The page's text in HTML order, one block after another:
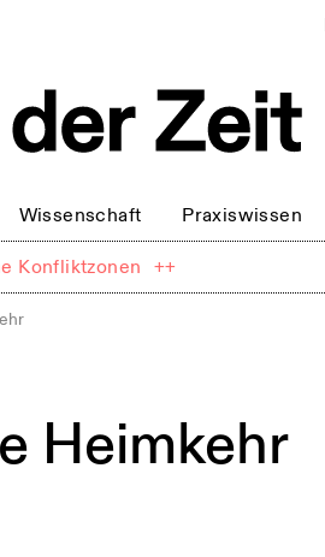
Wissenschaft Praxiswissen
Konfliktzonen ++
Heimkehr